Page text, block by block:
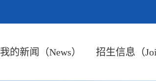
我的新闻（News） 招生信息（